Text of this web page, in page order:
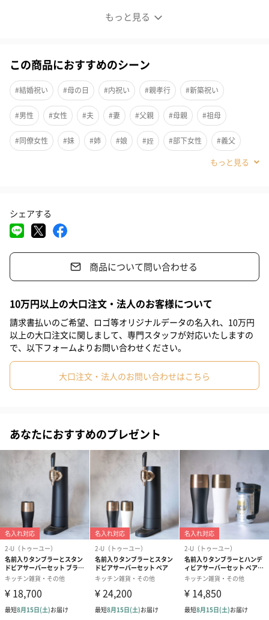
もっと見る
名入れタンブラーとハンディビアサーバーの極上セット
「お疲れ様」の気持ちを込めて、極上の一杯を贈りませんか。い
つもの缶ビールが、まるでビアホールで味わうような本格的な生
ビールに生まれ変わる、魔法のようなギフトセットです。お酒が
好きなお父さんや、お世話になったあの方へ。毎日の晩酌が待ち
遠しくなる、特別なひとときをお届けします。
※250ml／330ml／350ml／500ml 缶対応
・名前入りタンブラー（ブラック） ×1
・ハンディビアサーバー（ブラック） ×1
職人が刻む、世界にひとつだけのタンブラー
ビールの美味しさを最大限に引き出すため、シェイプラインにこ
だわって作られたステンレス製タンブラー。優れた保冷効果で、
最後の一滴までキンキンに冷えた飲み頃の温度をキープします。
さらに、熟練の職人がひとつひとつ丁寧にお名前を刻印。手にす
るたびに愛着が湧く、世界にひとつだけの贈り物になります。
この商品におすすめのシーン
#結婚祝い #母の日 #内祝い #親孝行 #新築祝い
#男性 #女性 #夫 #妻 #父親 #母親 #祖母
#同僚女性 #妹 #姉 #娘 #姪 #部下女性 #義父
#50代
シェアする
商品について問い合わせる
10万円以上の大口注文・法人のお客様について
請求書払いのご希望、ロゴ等オリジナルデータの名入れ、10万円
以上の大口注文に関しまして、専門スタッフが対応いたしますの
で、以下フォームよりお問い合わせください。
大口注文・法人のお問い合わせはこちら
あなたにおすすめのプレゼント